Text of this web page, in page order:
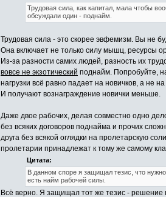
Трудовая сила, как капитал, мала чтобы
обсуждали один - поднайм.
Трудовая сила - это скорее эвфемизм. Вы не
Она включает не только силу мышц, ресурсы
Из-за разности самих людей, разность их
вовсе не экзотический поднайм. Попробуйте,
нагрузки всё равно падает на новичков, а не
И получают вознаграждение новички меньше.
Даже двое рабочих, делая совместно одно
без всяких договоров поднайма и прочих
друга без всякой оглядки на пролетарскую
пролетарии принадлежат к тому же самому
Цитата:
В данном споре я защищал тезис, что
есть найм рабочей силы.
Всё верно. Я защищал тот же тезис - решение